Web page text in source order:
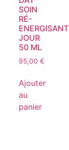
SOIN
RÉ-
ENERGISANT
JOUR
50 ML
95,00 €
Ajouter
au
panier